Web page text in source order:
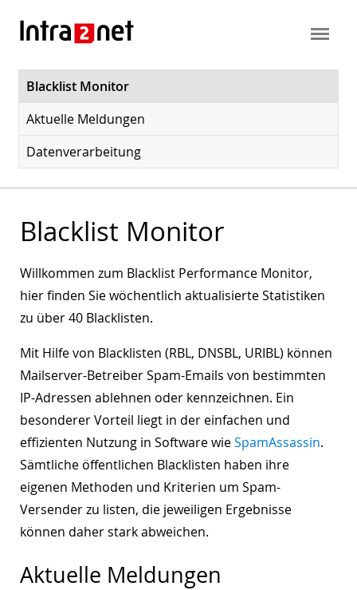
Blacklist Monitor
Aktuelle Meldungen
Datenverarbeitung
Blacklist Monitor
Willkommen zum Blacklist Performance Monitor,
hier finden Sie wöchentlich aktualisierte Statistiken
zu über 40 Blacklisten.
Mit Hilfe von Blacklisten (RBL, DNSBL, URIBL) können
Mailserver-Betreiber Spam-Emails von bestimmten
IP-Adressen ablehnen oder kennzeichnen. Ein
besonderer Vorteil liegt in der einfachen und
effizienten Nutzung in Software wieSpamAssassin.
Sämtliche öffentlichen Blacklisten haben ihre
eigenen Methoden und Kriterien um Spam-
Versender zu listen, die jeweiligen Ergebnisse
können daher stark abweichen.
Aktuelle Meldungen